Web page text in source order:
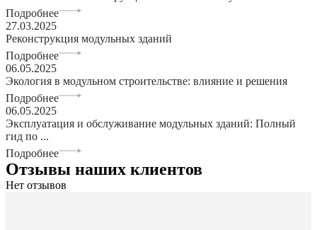
Подробнее
27.03.2025
Реконструкция модульных зданий
Подробнее
06.05.2025
Экология в модульном строительстве: влияние и решения
Подробнее
06.05.2025
Эксплуатация и обслуживание модульных зданий: Полный
гид по ...
Подробнее
Отзывы наших клиентов
Нет отзывов